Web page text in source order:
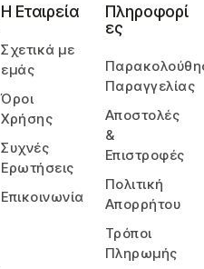
Η Εταιρεία
Σχετικά με
εμάς
Όροι
Χρήσης
Συχνές
Ερωτήσεις
Επικοινωνία
Πληροφορί
ες
Παραγγελίας
Αποστολές
&
Επιστροφές
Πολιτική
Απορρήτου
Τρόποι
Πληρωμής